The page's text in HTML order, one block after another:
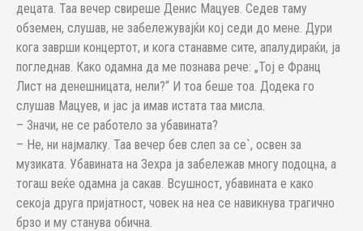
децата. Таа вечер свиреше Денис Мацуев. Седев таму
обземен, слушав, не забележувајќи кој седи до мене. Дури
кога заврши концертот, и кога станавме сите, апалудираќи, ја
погледнав. Како одамна да ме познава рече: „Тој е Франц
Лист на денешницата, нели?“ И тоа беше тоа. Додека го
слушав Мацуев, и јас ја имав истата таа мисла.
– Значи, не се работело за убавината?
– Не, ни најмалку. Таа вечер бев слеп за се`, освен за
музиката. Убавината на Зехра ја забележав многу подоцна, а
тогаш веќе одамна ја сакав. Всушност, убавината е како
секоја друга пријатност, човек на неа се навикнува трагично
брзо и му станува обична.